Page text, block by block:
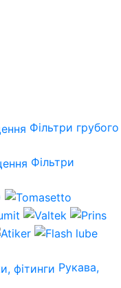
Фільтри грубого
Фільтри
Рукава,